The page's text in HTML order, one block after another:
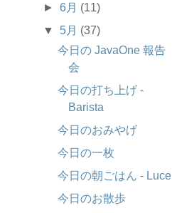
►6月 (11)
▼ 5月 (37)
今日の JavaOne 報告
会
今日の打ち上げ -
Barista
今日のおみやげ
今日の一枚
今日の朝ごはん - Luce
今日のお散歩